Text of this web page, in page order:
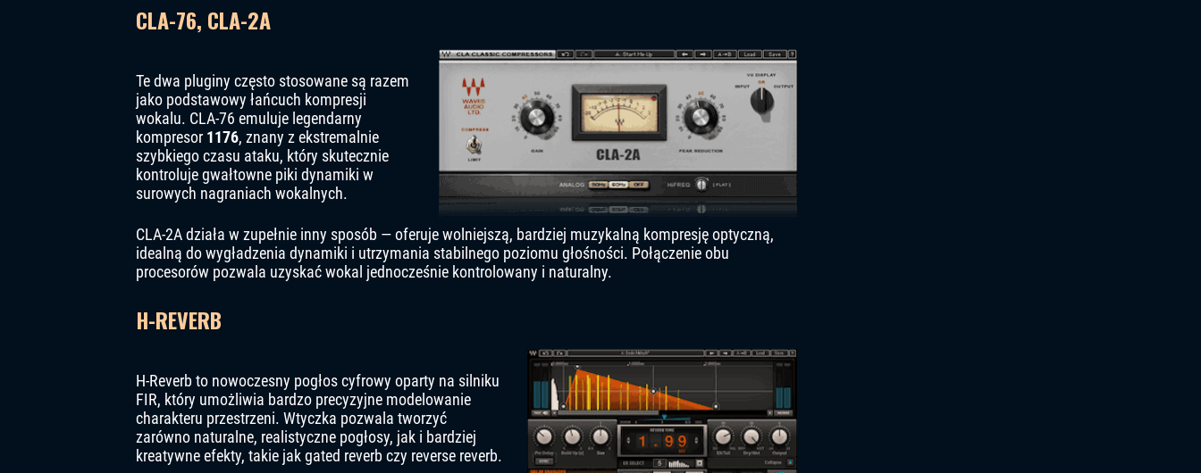
CLA-76, CLA-2A
Te dwa pluginy często stosowane są razem
jako podstawowy łańcuch kompresji
wokalu. CLA-76 emuluje legendarny
kompresor 1176, znany z ekstremalnie
szybkiego czasu ataku, który skutecznie
kontroluje gwałtowne piki dynamiki w
surowych nagraniach wokalnych.
CLA-2A działa w zupełnie inny sposób — oferuje wolniejszą, bardziej muzykalną kompresję optyczną,
idealną do wygładzenia dynamiki i utrzymania stabilnego poziomu głośności. Połączenie obu
procesorów pozwala uzyskać wokal jednocześnie kontrolowany i naturalny.
H-REVERB
H-Reverb to nowoczesny pogłos cyfrowy oparty na silniku
FIR, który umożliwia bardzo precyzyjne modelowanie
charakteru przestrzeni. Wtyczka pozwala tworzyć
zarówno naturalne, realistyczne pogłosy, jak i bardziej
kreatywne efekty, takie jak gated reverb czy reverse reverb.